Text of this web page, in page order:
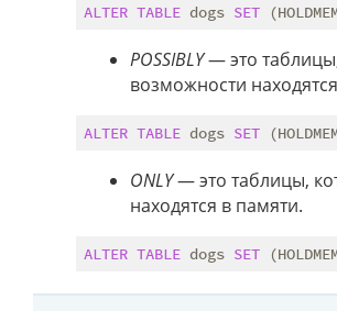
ALTER TABLE dogs SET
POSSIBLY— это
возможности
ALTER TABLE dogs SET
ONLY— это таблицы,
находятся в памяти.
ALTER TABLE dogs SET